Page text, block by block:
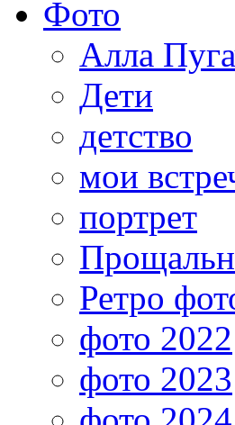
Фото
Алла
Дети
детство
мои
портрет
Ретро
фото 2022
фото 2023